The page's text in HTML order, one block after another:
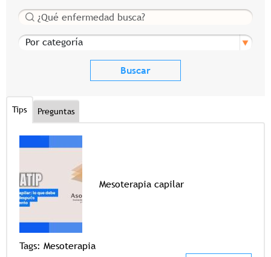
Buscar
Por categoría
Tips Preguntas
Mesoterapia capilar
Tags: Mesoterapia